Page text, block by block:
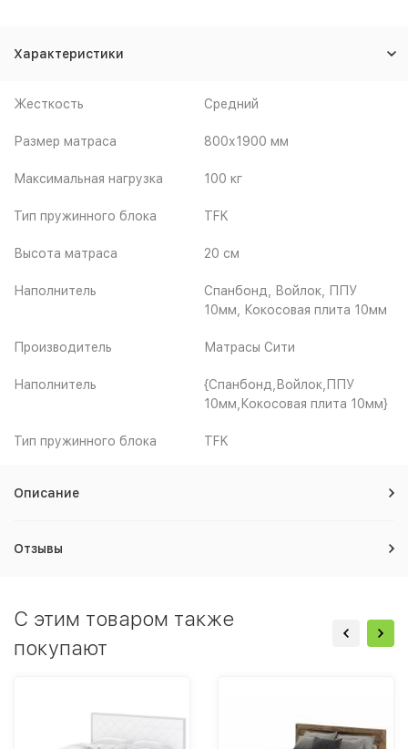
Характеристики
Жесткость Средний
Размер матраса 800х1900 мм
Максимальная нагрузка 100 кг
Тип пружинного блока TFK
Высота матраса 20 см
Наполнитель
Спанбонд, Войлок, ППУ
10мм, Кокосовая плита 10мм
Производитель Матрасы Сити
Наполнитель
{Спанбонд,Войлок,ППУ
10мм,Кокосовая плита 10мм}
Тип пружинного блока TFK
Описание
Отзывы
C этим товаром также
покупают